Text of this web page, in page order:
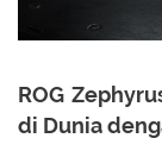
ROG
di Dunia